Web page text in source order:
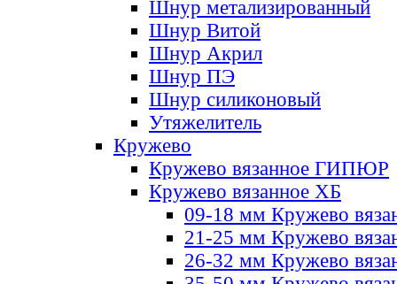
Шнур метализированный
Шнур Витой
Шнур Акрил
Шнур ПЭ
Шнур силиконовый
Утяжелитель
Кружево
Кружево вязанное ГИПЮР
Кружево вязанное ХБ
09-18 мм Кружево
21-25 мм Кружево
26-32 мм Кружево